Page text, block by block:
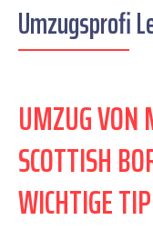
Umzugsprofi
UMZUG VON
SCOTTISH
WICHTIGE